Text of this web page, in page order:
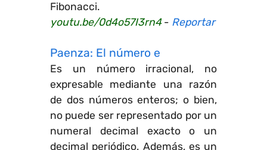
Fibonacci.
youtu.be/0d4o57I3rn4- Reportar
Paenza: El número e
Es un número irracional, no
expresable mediante una razón
de dos números enteros; o bien,
no puede ser representado por un
numeral decimal exacto o un
decimal periódico. Además, es un